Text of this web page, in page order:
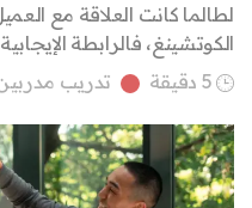
لطالما كانت العلاقة مع
الكوتشينغ، فالرابطة
5 دقيقة
تدريب